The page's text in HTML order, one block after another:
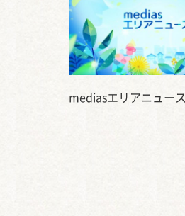
mediasエリアニュース